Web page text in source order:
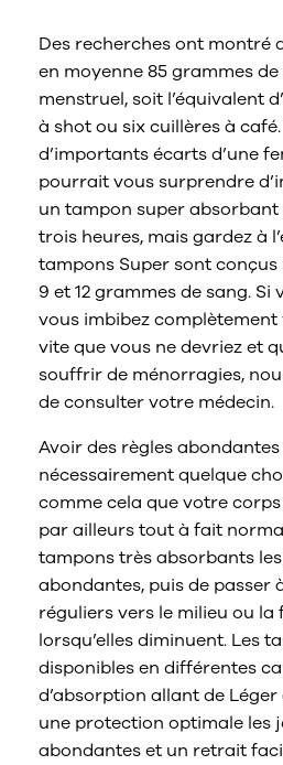
Des recherches ont montré
en moyenne 85 grammes
menstruel, soit l’équivalent
à shot ou six cuillères à
d’importants écarts d’une
pourrait vous surprendre
un tampon super absorbant
trois heures, mais gardez à
tampons Super sont
9 et 12 grammes de sang. Si
vous imbibez
vite que vous ne devriez et
souffrir de ménorragies,
de consulter votre médecin.
Avoir des règles abondantes
nécessairement quelque
comme cela que votre
par ailleurs tout à fait
tampons très absorbants
abondantes, puis de passer
réguliers vers le milieu ou la
lorsqu’elles diminuent. Les
disponibles en différentes
d’absorption allant de
une protection optimale les
abondantes et un retrait